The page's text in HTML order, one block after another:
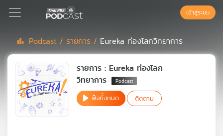
Podcast
เพล
เข้าสู่ระบบ
Podcast /รายการ / Eureka ท่องโลกวิทยาการ
รายการ : Eureka ท่องโลก
วิทยาการ
ฟังทั้งหมด ติดตาม